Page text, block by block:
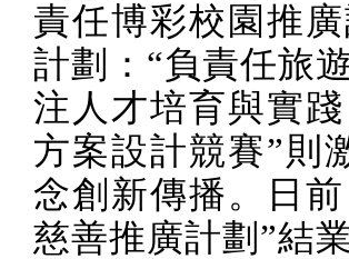
責任博彩校園推
計劃：“負責任旅
注人才培育與實
方案設計競賽”則
念創新傳播。日
慈善推廣計劃”結